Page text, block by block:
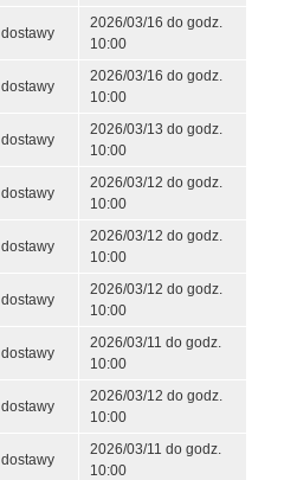
dostawy
2026/03/16 do godz.
10:00
dostawy
2026/03/16 do godz.
10:00
dostawy
2026/03/13 do godz.
10:00
dostawy
2026/03/12 do godz.
10:00
dostawy
2026/03/12 do godz.
10:00
dostawy
2026/03/12 do godz.
10:00
dostawy
2026/03/11 do godz.
10:00
dostawy
2026/03/12 do godz.
10:00
dostawy
2026/03/11 do godz.
10:00